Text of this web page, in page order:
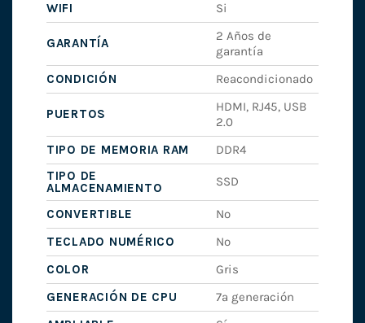
WIFI
Si
GARANTÍA
2 Años de
garantía
CONDICIÓN
Reacondicionado
PUERTOS
HDMI, RJ45, USB
2.0
TIPO DE MEMORIA RAM
DDR4
TIPO DE
ALMACENAMIENTO
SSD
CONVERTIBLE
No
TECLADO NUMÉRICO
No
COLOR
Gris
GENERACIÓN DE CPU
7ª generación